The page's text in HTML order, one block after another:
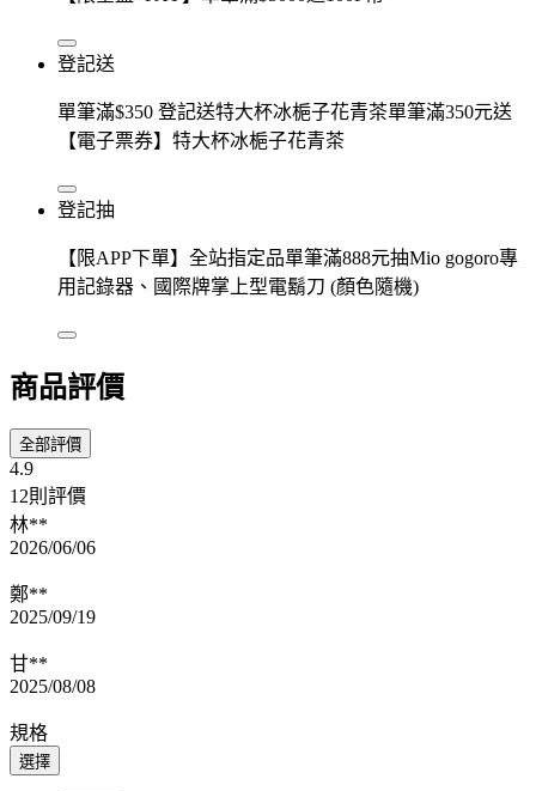
登記送
單筆滿$350 登記送特大杯冰梔子花青茶單筆滿350元送
【電子票券】特大杯冰梔子花青茶
登記抽
【限APP下單】全站指定品單筆滿888元抽Mio gogoro專
用記錄器、國際牌掌上型電鬍刀 (顏色隨機)
商品評價
全部評價
4.9
12則評價
林**
2026/06/06
鄭**
2025/09/19
甘**
2025/08/08
規格
選擇